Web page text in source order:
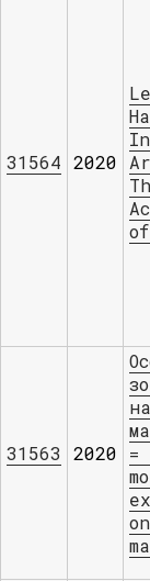
31564 2020
31563 2020
=